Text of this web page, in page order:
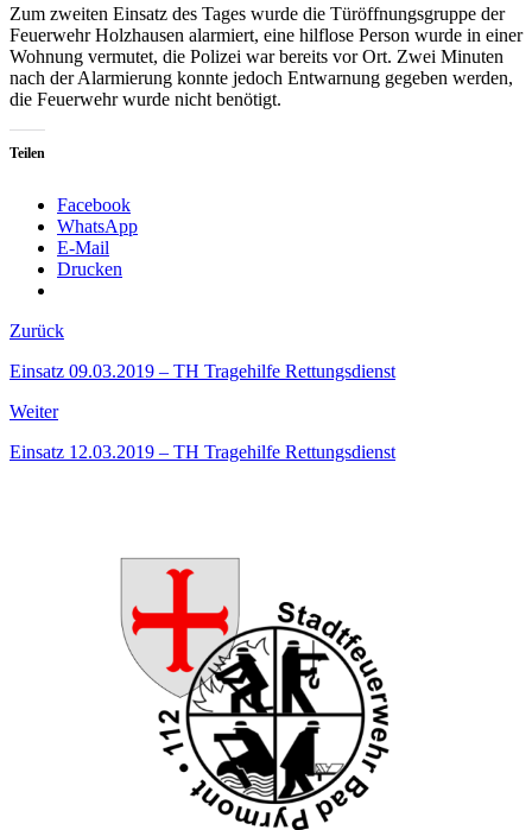
Zum zweiten Einsatz des Tages wurde die Türöffnungsgruppe der
Feuerwehr Holzhausen alarmiert, eine hilflose Person wurde in einer
Wohnung vermutet, die Polizei war bereits vor Ort. Zwei Minuten
nach der Alarmierung konnte jedoch Entwarnung gegeben werden,
die Feuerwehr wurde nicht benötigt.
Teilen
Facebook
WhatsApp
E-Mail
Drucken
Zurück
Einsatz 09.03.2019 – TH Tragehilfe Rettungsdienst
Weiter
Einsatz 12.03.2019 – TH Tragehilfe Rettungsdienst